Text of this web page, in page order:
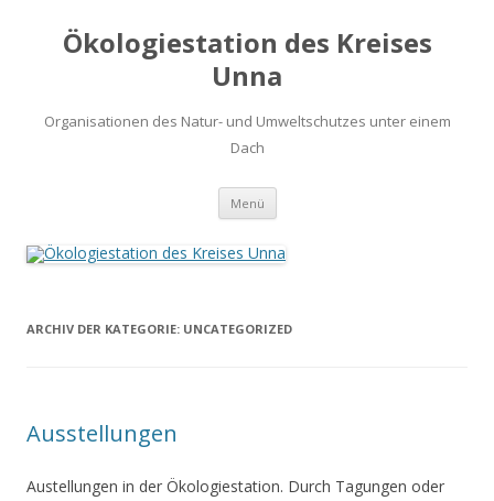
Ökologiestation des Kreises
Unna
Organisationen des Natur- und Umweltschutzes unter einem
Dach
Menü Zum
springen
ARCHIV DER KATEGORIE: UNCATEGORIZED
Ausstellungen
Austellungen in der Ökologiestation. Durch Tagungen oder